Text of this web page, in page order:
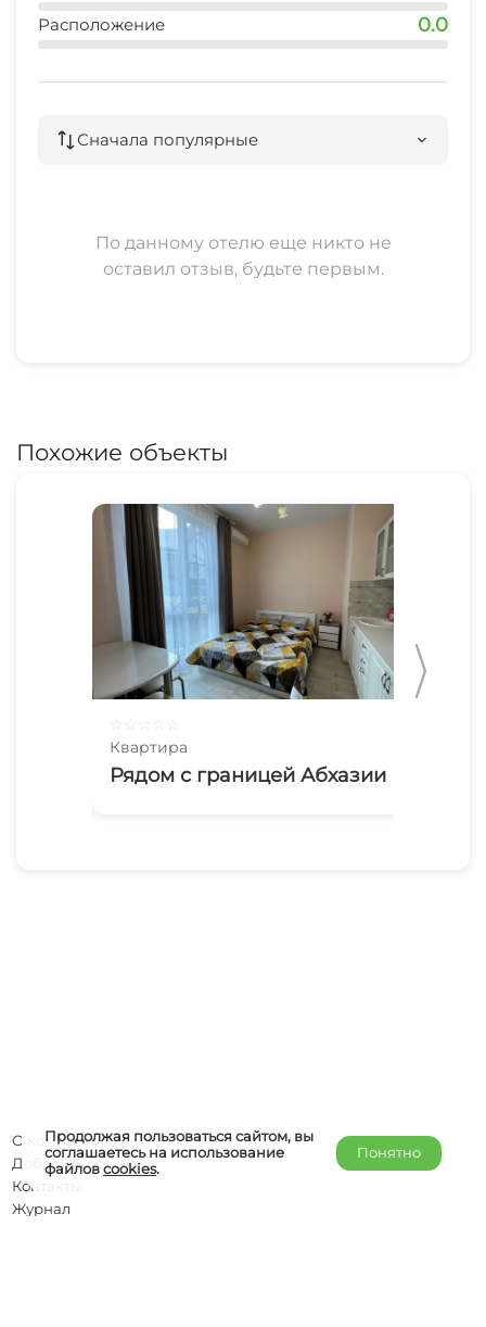
Расположение 0.0
Сначала популярные
По данному отелю еще никто не
оставил отзыв, будьте первым.
Похожие объекты
Квартира
Рядом с границей Абхазии
Продолжая пользоваться сайтом, вы
соглашаетесь на использование
файловcookies.
Понятно
О компании
Добавить объект
Контакты
Журнал